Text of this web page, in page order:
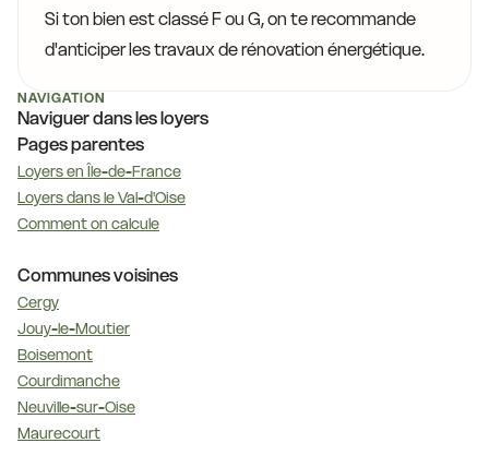
Si ton bien est classé F ou G, on te recommande
d'anticiper les travaux de rénovation énergétique.
NAVIGATION
Naviguer dans les loyers
Pages parentes
Loyers en Île-de-France
Loyers dans le Val-d'Oise
Comment on calcule
Communes voisines
Cergy
Jouy-le-Moutier
Boisemont
Courdimanche
Neuville-sur-Oise
Maurecourt